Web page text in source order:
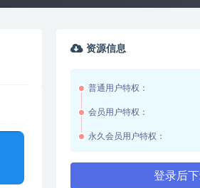
资源信息
普通用户特权：
会员用户特权：
永久会员用户特权：
登录后